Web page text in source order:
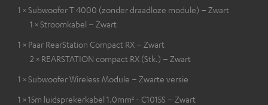
1 × Subwoofer T 4000 (zonder draadloze module) – Zwart
1 × Stroomkabel – Zwart
1 × Paar RearStation Compact RX – Zwart
2 × REARSTATION compact RX (Stk.) – Zwart
1 × Subwoofer Wireless Module – Zwarte versie
1 × 15m luidsprekerkabel 1.0mm² - C1015S – Zwart